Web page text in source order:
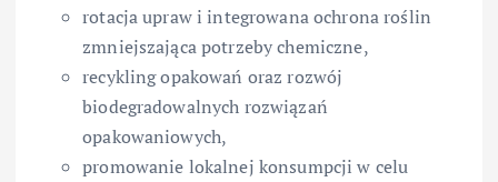
rotacja upraw i integrowana ochrona roślin
zmniejszająca potrzeby chemiczne,
recykling opakowań oraz rozwój
biodegradowalnych rozwiązań
opakowaniowych,
promowanie lokalnej konsumpcji w celu